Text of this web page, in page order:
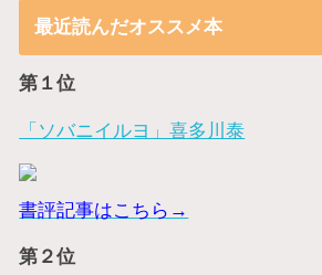
最近読んだオススメ本
第１位
「ソバニイルヨ」喜多川泰
書評記事はこちら→
第２位